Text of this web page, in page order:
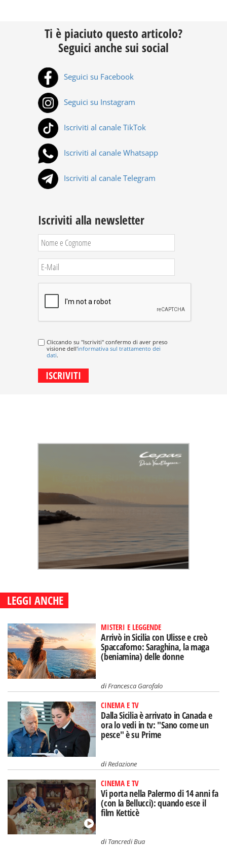
Ti è piaciuto questo articolo?
Seguici anche sui social
Seguici su Facebook
Seguici su Instagram
Iscriviti al canale TikTok
Iscriviti al canale Whatsapp
Iscriviti al canale Telegram
Iscriviti alla newsletter
Cliccando su "Iscriviti" confermo di aver preso
visione dell'informativa sul trattamento dei
dati.
LEGGI ANCHE
MISTERI E LEGGENDE
Arrivò in Sicilia con Ulisse e creò
Spaccaforno: Saraghina, la maga
(beniamina) delle donne
diFrancesca Garofalo
CINEMA E TV
Dalla Sicilia è arrivato in Canada e
ora lo vedi in tv: "Sano come un
pesce" è su Prime
diRedazione
CINEMA E TV
Vi porta nella Palermo di 14 anni fa
(con la Bellucci): quando esce il
film Ketticè
diTancredi Bua